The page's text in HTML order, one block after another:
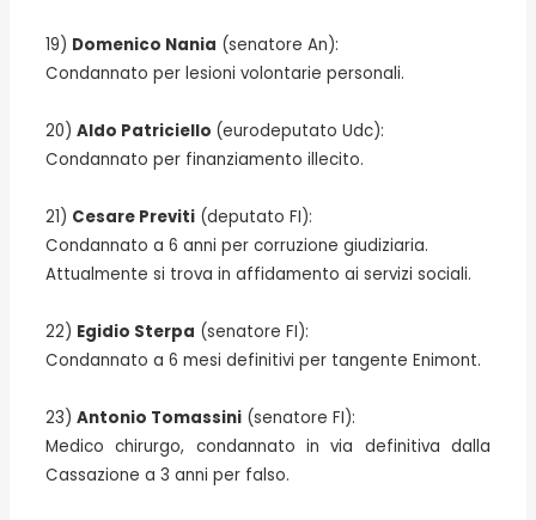
19) Domenico Nania (senatore An):
Condannato per lesioni volontarie personali.
20) Aldo Patriciello (eurodeputato Udc):
Condannato per finanziamento illecito.
21) Cesare Previti (deputato FI):
Condannato a 6 anni per corruzione giudiziaria.
Attualmente si trova in affidamento ai servizi sociali.
22) Egidio Sterpa (senatore FI):
Condannato a 6 mesi definitivi per tangente Enimont.
23) Antonio Tomassini (senatore FI):
Medico chirurgo, condannato in via definitiva dalla
Cassazione a 3 anni per falso.